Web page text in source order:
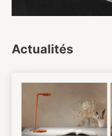
Actualités